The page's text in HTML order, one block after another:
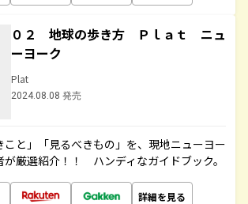
０２ 地球の歩き方 Ｐｌａｔ ニュ
ーヨーク
Plat
2024.08.08 発売
こと」「見るべきもの」を、現地ニューヨー
が厳選紹介！！ ハンディなガイドブック。
詳細を見る